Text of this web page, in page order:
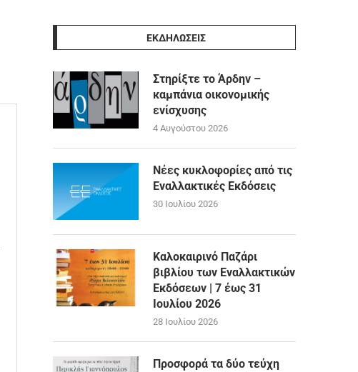
ΕΚΔΗΛΩΣΕΙΣ
Στηρίξτε το Άρδην –
καμπάνια οικονομικής
ενίσχυσης
4 Αυγούστου 2026
Νέες κυκλοφορίες από τις
Εναλλακτικές Εκδόσεις
30 Ιουλίου 2026
Καλοκαιρινό Παζάρι
βιβλίου των Εναλλακτικών
Εκδόσεων | 7 έως 31
Ιουλίου 2026
28 Ιουλίου 2026
Προσφορά τα δύο τεύχη